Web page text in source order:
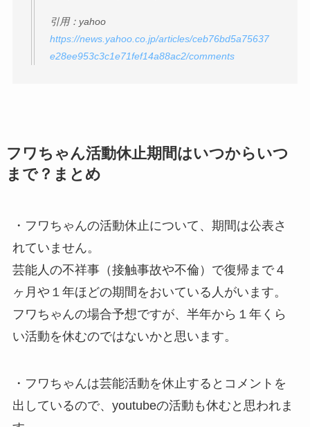
引用：yahoo
https://news.yahoo.co.jp/articles/ceb76bd5a75637
e28ee953c3c1e71fef14a88ac2/comments
フワちゃん活動休止期間はいつからいつ
まで？まとめ
・フワちゃんの活動休止について、期間は公表さ
れていません。
芸能人の不祥事（接触事故や不倫）で復帰まで４
ヶ月や１年ほどの期間をおいている人がいます。
フワちゃんの場合予想ですが、半年から１年くら
い活動を休むのではないかと思います。
・フワちゃんは芸能活動を休止するとコメントを
出しているので、youtubeの活動も休むと思われま